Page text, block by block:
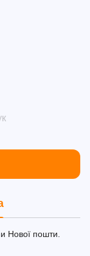
Нової пошти.